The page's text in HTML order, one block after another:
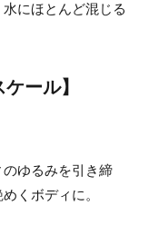
にほとんど混じる
ール】
ゆるみを引き締
くボディに。